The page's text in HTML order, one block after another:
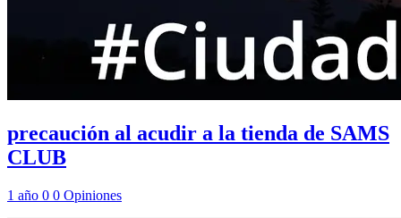
precaución al acudir a la tienda de SAMS
CLUB
1 año 0 0 Opiniones